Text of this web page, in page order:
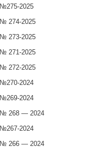
№275-2025
№ 274-2025
№ 273-2025
№ 271-2025
№ 272-2025
№270-2024
№269-2024
№ 268 — 2024
№267-2024
№ 266 — 2024